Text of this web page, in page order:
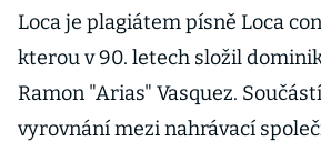
Loca je plagiátem písně Loca
kterou v 90. letech složil
Ramon "Arias" Vasquez.
vyrovnání mezi nahrávací